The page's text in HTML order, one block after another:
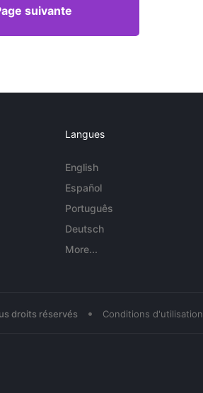
suivante
Langues
English
Español
Português
Deutsch
More...
droits réservés • Conditions d'utilisation